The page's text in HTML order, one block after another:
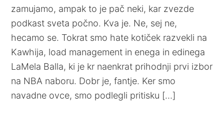
zamujamo, ampak to je pač neki, kar zvezde
podkast sveta počno. Kva je. Ne, sej ne,
hecamo se. Tokrat smo hate kotiček razvekli na
Kawhija, load management in enega in edinega
LaMela Balla, ki je kr naenkrat prihodnji prvi izbor
na NBA naboru. Dobr je, fantje. Ker smo
navadne ovce, smo podlegli pritisku […]